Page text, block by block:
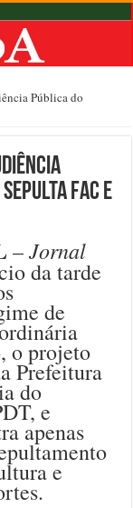
Pública do
FAC e
–Jornal
da tarde
de
o projeto
Prefeitura
do
e
apenas
e